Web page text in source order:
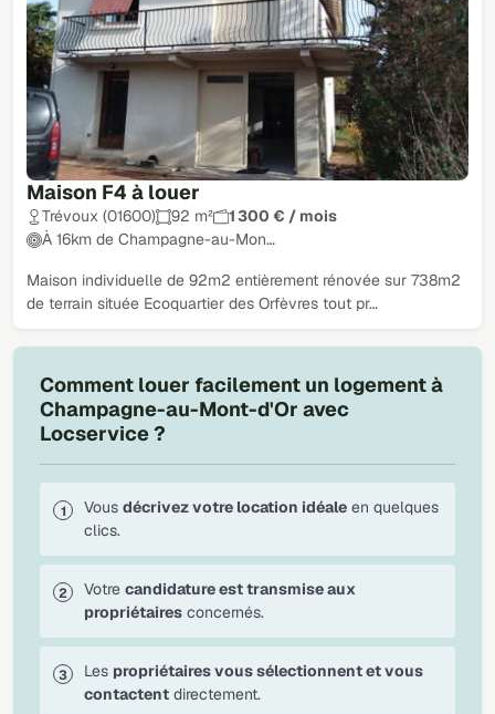
Maison F4 à louer
Trévoux (01600) 92 m²
1 300 € / mois
À 16km de Champagne-au-Mon…
Maison individuelle de 92m2 entièrement rénovée sur 738m2
de terrain située Ecoquartier des Orfèvres tout pr…
Comment louer facilement un logement à
Champagne-au-Mont-d'Or avec
Locservice ?
Vous décrivez votre location idéale en quelques
clics.
Votre candidature est transmise aux
propriétaires concernés.
Les propriétaires vous sélectionnent et vous
contactent directement.